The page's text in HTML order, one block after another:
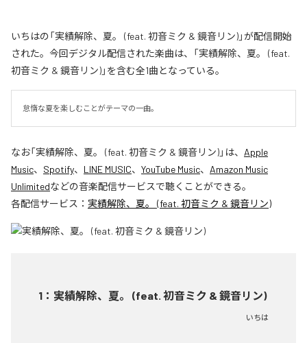
いちはの「実績解除、夏。 (feat. 初音ミク & 鏡音リン)」が配信開始
された。今回デジタル配信された楽曲は、「実績解除、夏。 (feat.
初音ミク & 鏡音リン)」を含む全1曲となっている。
怠惰な夏を楽しむことがテーマの一曲。
なお「実績解除、夏。 (feat. 初音ミク & 鏡音リン)」は、 Apple
Music、 Spotify、 LINE MUSIC、 YouTube Music、 Amazon Music
Unlimitedなどの音楽配信サービスで聴くことができる。
各配信サービス： 実績解除、夏。 (feat. 初音ミク & 鏡音リン)
1 ： 実績解除、夏。 (feat. 初音ミク & 鏡音リン)
いちは